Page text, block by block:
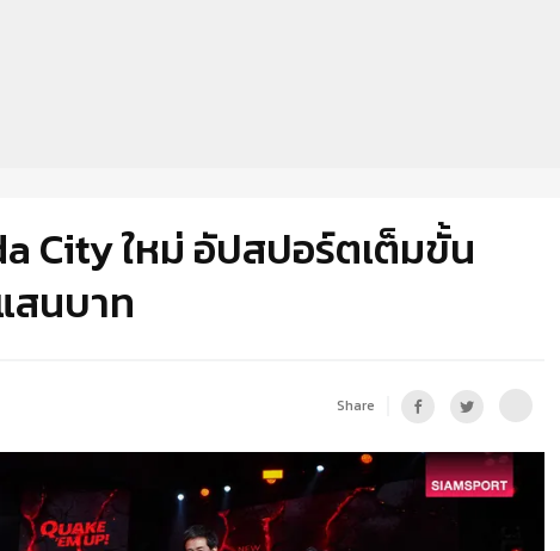
City ใหม่ อัปสปอร์ตเต็มขั้น
สนบาท
Share